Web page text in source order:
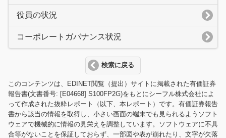
役員の状況
コーポレートガバナンス状況
検索に戻る
このコンテンツは、EDINET閲覧（提出）サイトに掲載された有価証券
報告書(文書番号: [E04668] S100FP2G)をもとにシーフル株式会社によ
って作成された抜粋レポート（以下、本レポート）です。有価証券報告
書から該当の情報を取得し、小さい画面の端末でも見られるようソフト
ウェアで機械的に情報の見栄えを調整しています。ソフトウェアに不具
合等がないことを保証しておらず、一部図や表が崩れたり、文字が欠落